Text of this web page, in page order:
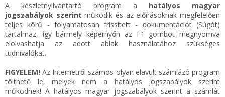
A készletnyilvántartó program a hatályos magyar
jogszabályok szerint működik és az előírásoknak megfelelően
teljes körű - folyamatosan frissített - dokumentációt (Súgót)
tartalmaz, így bármely képernyőn az F1 gombot megnyomva
elolvashatja az adott ablak használatához szükséges
tudnivalókat.
FIGYELEM! Az Internetről számos olyan elavult számlázó program
tölthető le, melyek nem a hatályos jogszabályok szerint
működnek! A hatályos magyar jogszabályok szerint a számlát